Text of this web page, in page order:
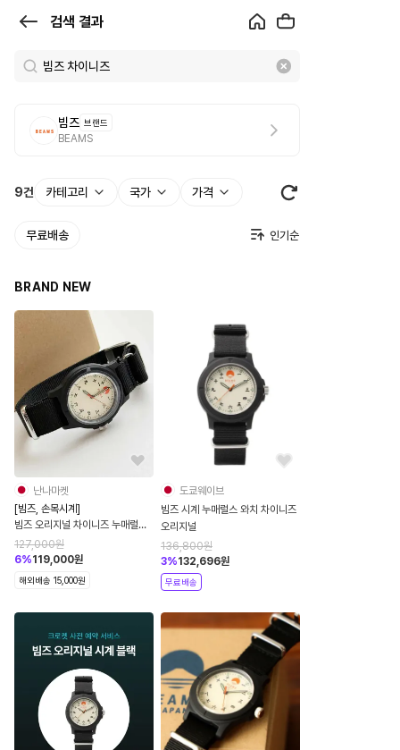
검색 결과
로
빔즈 브랜드
BEAMS
9건 카테고리 국가 가격
무료배송
BRAND NEW
난나마켓
[빔즈, 손목시계]
빔즈 오리지널 차이니즈 누매럴스
시계 2컬러 블랙 네이비 56-48-
0015-784
127,000원
6%119,000원
해외배송 15,000원
도쿄웨이브
빔즈 시계 누매럴스 와치 차이니즈
오리지널
136,800원
3%132,696원
무료배송